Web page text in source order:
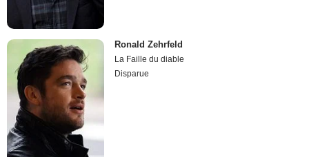
Ronald Zehrfeld
La Faille du diable
Disparue